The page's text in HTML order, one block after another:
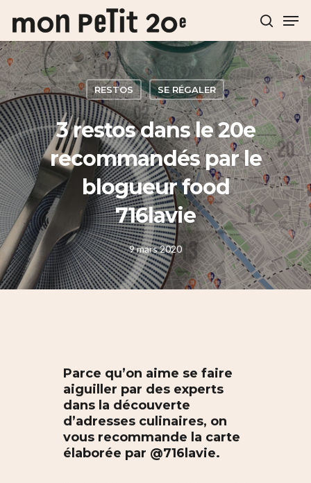
Hit enter to search or ESC to close
RESTOS SE RÉGALER
3 restos dans le 20e
recommandés par le
blogueur food
716lavie
9 mars 2020
Parce qu’on aime se faire
aiguiller par des experts
dans la découverte
d’adresses culinaires, on
vous recommande la carte
élaborée par @716lavie.